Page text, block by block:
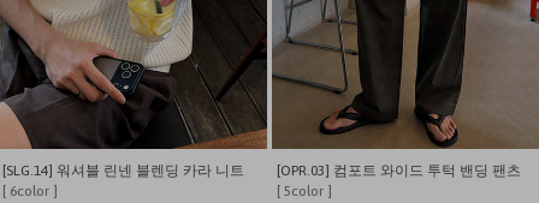
[SLG.14] 워셔블 린넨 블렌딩 카라 니트
[ 6color ]
[OPR.03] 컴포트 와이드 투턱 밴딩 팬츠
[ 5color ]